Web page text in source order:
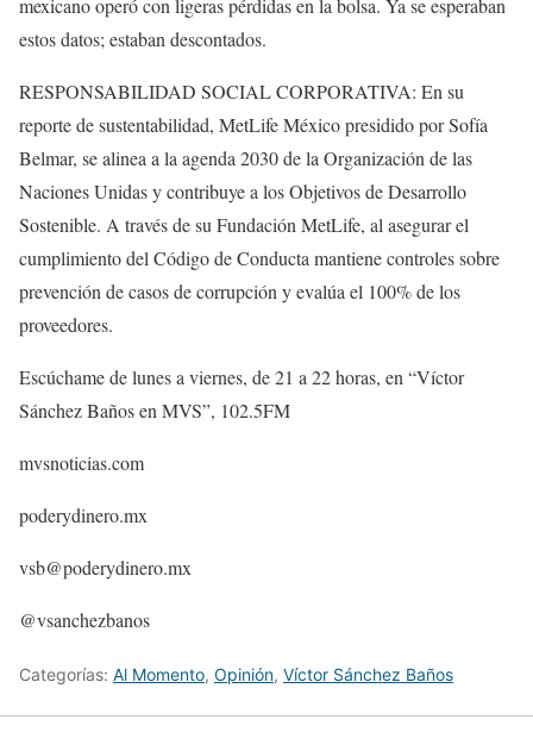
mexicano operó con ligeras pérdidas en la bolsa. Ya se esperaban
estos datos; estaban descontados.
RESPONSABILIDAD SOCIAL CORPORATIVA: En su
reporte de sustentabilidad, MetLife México presidido por Sofía
Belmar, se alinea a la agenda 2030 de la Organización de las
Naciones Unidas y contribuye a los Objetivos de Desarrollo
Sostenible. A través de su Fundación MetLife, al asegurar el
cumplimiento del Código de Conducta mantiene controles sobre
prevención de casos de corrupción y evalúa el 100% de los
proveedores.
Escúchame de lunes a viernes, de 21 a 22 horas, en “Víctor
Sánchez Baños en MVS”, 102.5FM
mvsnoticias.com
poderydinero.mx
vsb@poderydinero.mx
@vsanchezbanos
Categorías: Al Momento, Opinión, Víctor Sánchez Baños